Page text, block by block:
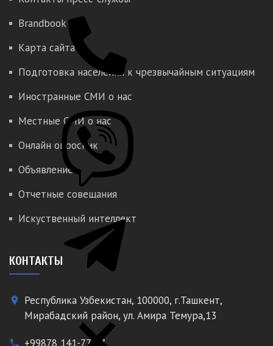
Brandbook
Карта сайта
Подготовка населения к чрезвычайным ситуациям
Иностранные СМИ о нас
Местные СМИ о нас
Онлайн опросник
Объявление
Отчетные совещания
Искуственный интеллект
КОНТАКТЫ
place
Республика Узбекистан, 100000, г.Ташкент,
Мирабадский район, ул. Амира Темура,13
phone +99878 141-77-77